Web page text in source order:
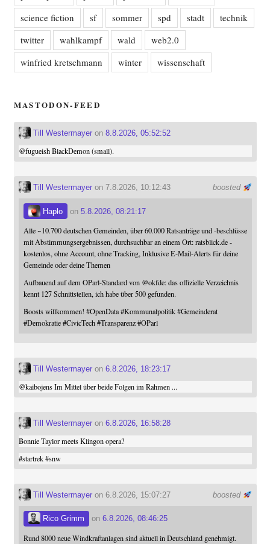
science fiction
sf sommer spd stadt
technik
twitter
wahlkampf wald
web2.0
winfried kretschmann
winter wissenschaft
MASTODON-FEED
Till Westermayeron 8.8.2026, 05:52:52
@fugueishBlackDemon (small).
boosted
Till Westermayeron 7.8.2026, 10:12:43
Haplo on 5.8.2026, 08:21:17
Alle ~10.700 deutschen Gemeinden, über 60.000 Ratsanträge und -beschlüsse
mit Abstimmungsergebnissen, durchsuchbar an einem Ort: ratsblick.de -
kostenlos, ohne Account, ohne Tracking, Inklusive E-Mail-Alerts für deine
Gemeinde oder deine Themen
Aufbauend auf dem OParl-Standard von @okfde: das offizielle Verzeichnis
kennt 127 Schnittstellen, ich habe über 500 gefunden.
Boosts willkommen! #OpenData #Kommunalpolitik #Gemeinderat
#Demokratie #CivicTech #Transparenz #OParl
Till Westermayeron 6.8.2026, 18:23:17
@kaibojensIm Mittel über beide Folgen im Rahmen ...
Till Westermayeron 6.8.2026, 16:58:28
Bonnie Taylor meets Klingon opera?
#startrek #snw
boosted
Till Westermayeron 6.8.2026, 15:07:27
Rico Grimm on 6.8.2026, 08:46:25
Rund 8000 neue Windkraftanlagen sind aktuell in Deutschland genehmigt.